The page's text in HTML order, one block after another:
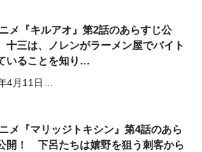
メ『キルアオ』第2話のあらすじ公
三は、ノレンがラーメン屋でバイト
いることを知り…
4月11日…
メ『マリッジトキシン』第4話のあら
開！ 下呂たちは嬉野を狙う刺客から